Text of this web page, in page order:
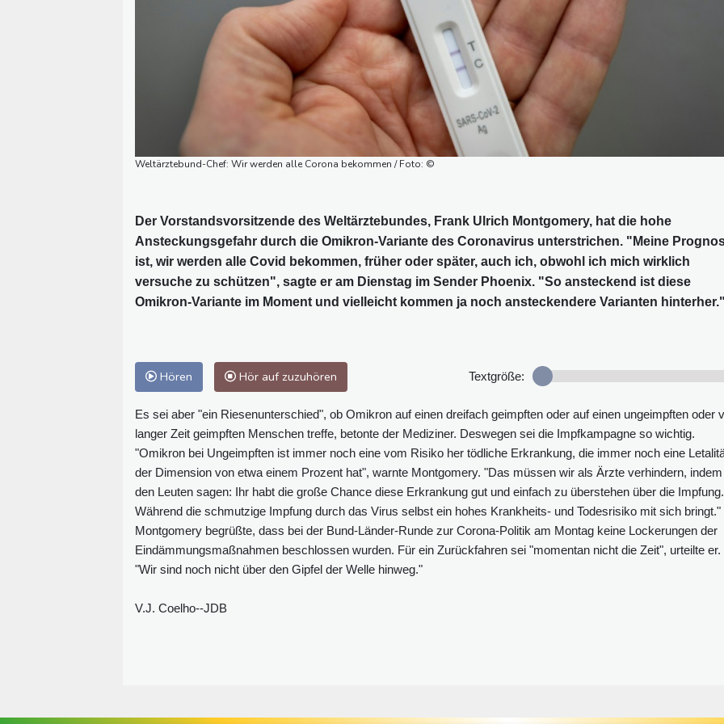
Weltärztebund-Chef: Wir werden alle Corona bekommen / Foto: ©
Der Vorstandsvorsitzende des Weltärztebundes, Frank Ulrich Montgomery, hat die hohe
Ansteckungsgefahr durch die Omikron-Variante des Coronavirus unterstrichen. "Meine
ist, wir werden alle Covid bekommen, früher oder später, auch ich, obwohl ich mich wirklich
versuche zu schützen", sagte er am Dienstag im Sender Phoenix. "So ansteckend ist diese
Omikron-Variante im Moment und vielleicht kommen ja noch ansteckendere Varianten hinterher."
Hören Hör auf zuzuhören Textgröße:
Es sei aber "ein Riesenunterschied", ob Omikron auf einen dreifach geimpften oder auf einen ungeimpften oder
langer Zeit geimpften Menschen treffe, betonte der Mediziner. Deswegen sei die Impfkampagne so wichtig.
"Omikron bei Ungeimpften ist immer noch eine vom Risiko her tödliche Erkrankung, die immer noch eine
der Dimension von etwa einem Prozent hat", warnte Montgomery. "Das müssen wir als Ärzte verhindern,
den Leuten sagen: Ihr habt die große Chance diese Erkrankung gut und einfach zu überstehen über die Impfung.
Während die schmutzige Impfung durch das Virus selbst ein hohes Krankheits- und Todesrisiko mit sich bringt."
Montgomery begrüßte, dass bei der Bund-Länder-Runde zur Corona-Politik am Montag keine Lockerungen der
Eindämmungsmaßnahmen beschlossen wurden. Für ein Zurückfahren sei "momentan nicht die Zeit", urteilte er.
"Wir sind noch nicht über den Gipfel der Welle hinweg."
V.J. Coelho--JDB